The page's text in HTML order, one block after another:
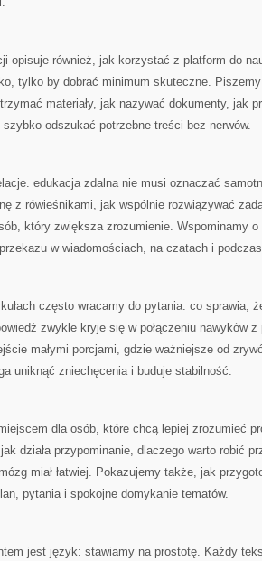
opisuje również, jak korzystać z platform do
tylko by dobrać minimum skuteczne.
materiały, jak nazywać dokumenty, jak
odszukać potrzebne treści bez nerwów.
edukacja zdalna nie musi oznaczać
z rówieśnikami, jak wspólnie rozwiązywać
który zwiększa zrozumienie. Wspominamy
w wiadomościach, na czatach i
często wracamy do pytania: co sprawia,
zwykle kryje się w połączeniu nawyków
małymi porcjami, gdzie ważniejsze od
uniknąć zniechęcenia i buduje stabilność.
dla osób, które chcą lepiej zrozumieć
działa przypominanie, dlaczego warto robić
miał łatwiej. Pokazujemy także, jak
pytania i spokojne domykanie tematów.
jest język: stawiamy na prostotę. Każdy